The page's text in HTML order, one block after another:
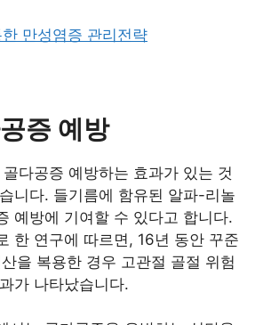
만성염증 관리전략
증 예방
다공증 예방하는 효과가 있는 것
니다. 들기름에 함유된 알파-리놀
예방에 기여할 수 있다고 합니다.
한 연구에 따르면, 16년 동안 꾸준
을 복용한 경우 고관절 골절 위험
가 나타났습니다.